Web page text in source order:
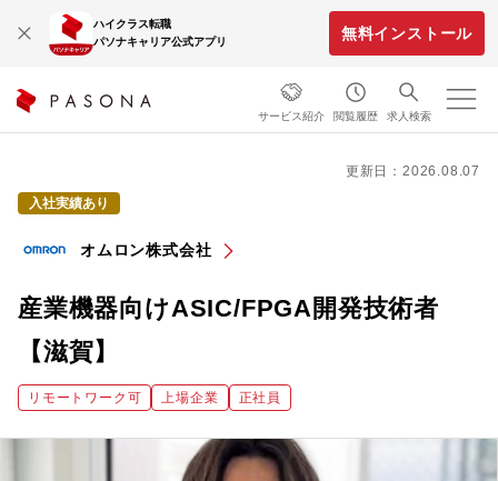
ハイクラス転職
パソナキャリア公式アプリ
無料インストール
サービス紹介 閲覧履歴 求人検索
更新日：2026.08.07
入社実績あり
オムロン株式会社
産業機器向けASIC/FPGA開発技術者
【滋賀】
リモートワーク可 上場企業 正社員